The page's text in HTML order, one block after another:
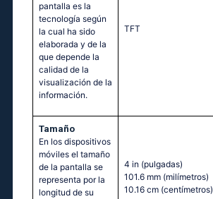
pantalla es la
tecnología según
la cual ha sido
elaborada y de la
que depende la
calidad de la
visualización de la
información.
TFT
Tamaño
En los dispositivos
móviles el tamaño
de la pantalla se
representa por la
longitud de su
4 in (pulgadas)
101.6 mm (milímetros)
10.16 cm (centímetros)